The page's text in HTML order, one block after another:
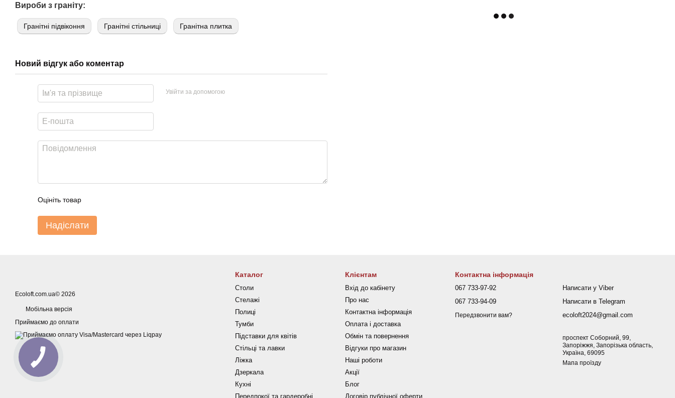
Вироби з граніту:
Гранітні підвіконня Гранітні стільниці Гранітна плитка
Новий відгук або коментар
Увійти за допомогою
Оцініть товар
Надіслати
Ecoloft.com.ua© 2026
Мобільна версія
Приймаємо до оплати
Каталог
Столи
Стелажі
Полиці
Тумби
Підставки для квітів
Стільці та лавки
Ліжка
Дзеркала
Кухні
Передпокої та гардеробні
Клієнтам
Вхід до кабінету
Про нас
Контактна інформація
Оплата і доставка
Обмін та повернення
Відгуки про магазин
Наші роботи
Акції
Блог
Договір публічної оферти
Контактна інформація
067 733-97-92
067 733-94-09
Передзвонити вам?
Написати у Viber
Написати в Telegram
ecoloft2024@gmail.com
проспект Соборний, 99,
Запоріжжя, Запорізька область,
Україна, 69095
Мапа проїзду